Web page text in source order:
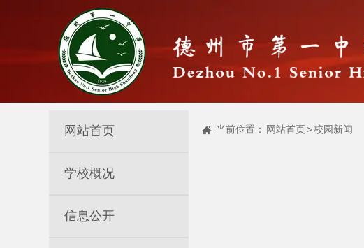
 当前位置： 网站首页>校园新闻
网站首页
学校概况
信息公开